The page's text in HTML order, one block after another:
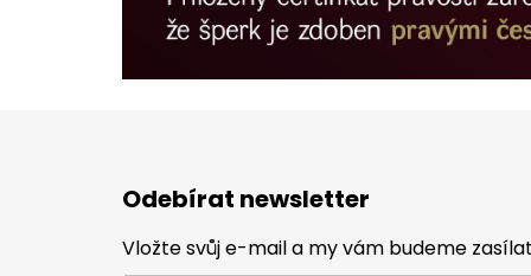
Odebírat newsletter
Vložte svůj e-mail a my vám budeme